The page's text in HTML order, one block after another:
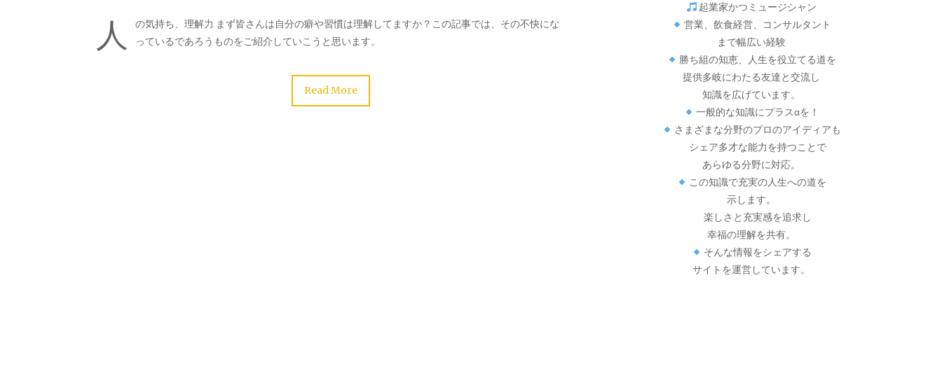
人
の気持ち、理解力 まず皆さんは自分の癖や習慣は理解してますか？この記事では、その不快にな
っているであろうものをご紹介していこうと思います。
Read More
起業家かつミュージシャン
営業、飲食経営、コンサルタント
まで幅広い経験
勝ち組の知恵、人生を役立てる道を
提供多岐にわたる友達と交流し
知識を広げています。
一般的な知識にプラスαを！
さまざまな分野のプロのアイディアも
シェア多才な能力を持つことで
あらゆる分野に対応。
この知識で充実の人生への道を
示します。
楽しさと充実感を追求し
幸福の理解を共有。
そんな情報をシェアする
サイトを運営しています。